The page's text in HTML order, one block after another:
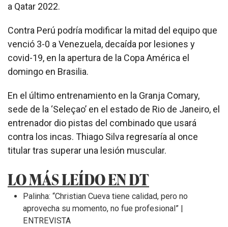
a Qatar 2022.
Contra Perú podría modificar la mitad del equipo que
venció 3-0 a Venezuela, decaída por lesiones y
covid-19, en la apertura de la Copa América el
domingo en Brasilia.
En el último entrenamiento en la Granja Comary,
sede de la ‘Seleçao’ en el estado de Rio de Janeiro, el
entrenador dio pistas del combinado que usará
contra los incas. Thiago Silva regresaría al once
titular tras superar una lesión muscular.
LO MÁS LEÍDO EN DT
Palinha: “Christian Cueva tiene calidad, pero no
aprovecha su momento, no fue profesional” |
ENTREVISTA